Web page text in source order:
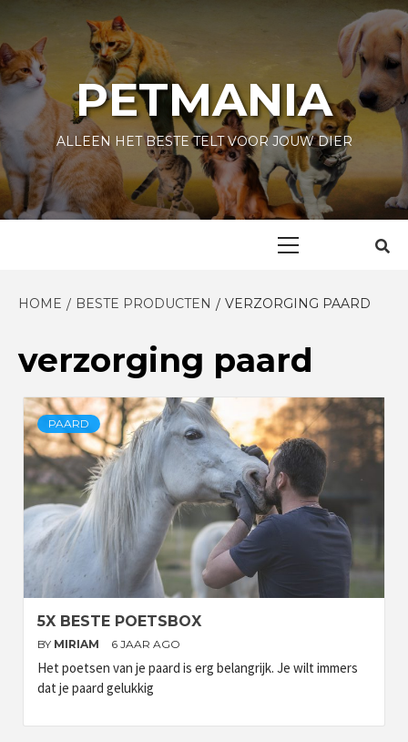
content
PETMANIA
ALLEEN HET BESTE TELT VOOR JOUW DIER
HOME BESTE PRODUCTEN VERZORGING PAARD
verzorging paard
PAARD
5X BESTE POETSBOX
BY MIRIAM 6 JAAR AGO
Het poetsen van je paard is erg belangrijk. Je wilt immers
dat je paard gelukkig